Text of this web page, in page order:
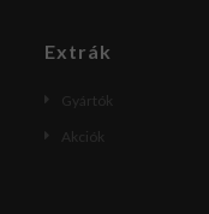
Extrák
Gyártók
Akciók